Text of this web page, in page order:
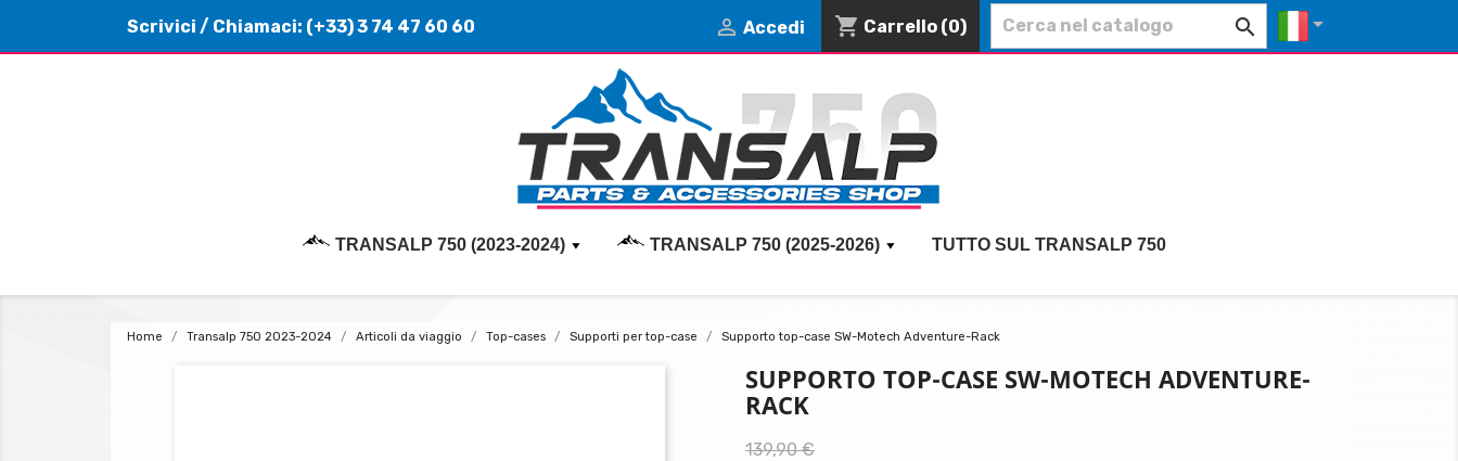
Scrivici / Chiamaci: (+33) 3 74 47 60 60  Accedi shopping_cart Carrello (0)  
TRANSALP 750 (2023-2024) TRANSALP 750 (2025-2026) TUTTO SUL TRANSALP 750
Home Transalp 750 2023-2024 Articoli da viaggio Top-cases Supporti per top-case Supporto top-case SW-Motech Adventure-Rack
SUPPORTO TOP-CASE SW-MOTECH ADVENTURE-
RACK
139,90 €